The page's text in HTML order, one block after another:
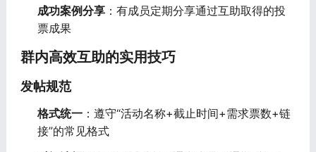
成功案例分享：有成员定期分享通过互助取得的投
票成果
群内高效互助的实用技巧
发帖规范
格式统一：遵守“活动名称+截止时间+需求票数+链
接”的常见格式